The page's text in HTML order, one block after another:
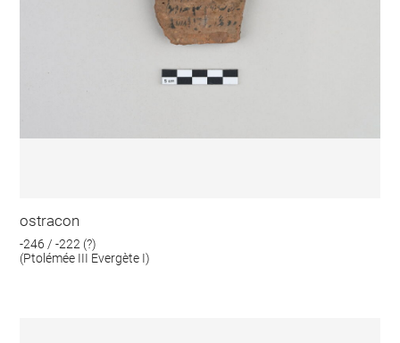
ostracon
-246 / -222 (?)
(Ptolémée III Evergète I)